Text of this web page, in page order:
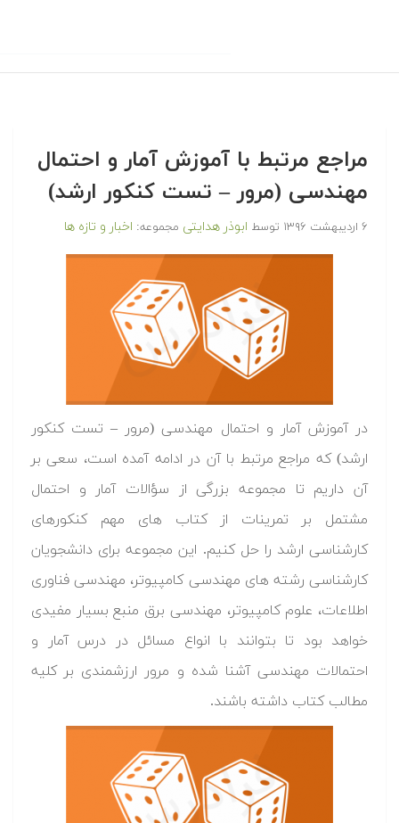
مرتبط با آموزش آمار و احتمال
(مرور – تست کنکور ارشد)
توسطابوذر هدایتی مجموعه:اخبار و تازه ها
آمار و احتمال مهندسی (مرور – تست کنکور
مراجع مرتبط با آن در ادامه آمده است، سعی بر
تا مجموعه بزرگی از سؤالات آمار و احتمال
تمرینات از کتاب های مهم کنکورهای
ارشد را حل کنیم. این مجموعه برای دانشجویان
رشته های مهندسی کامپیوتر، مهندسی فناوری
علوم کامپیوتر، مهندسی برق منبع بسیار مفیدی
تا بتوانند با انواع مسائل در درس آمار و
مهندسی آشنا شده و مرور ارزشمندی بر کلیه
داشته باشند.